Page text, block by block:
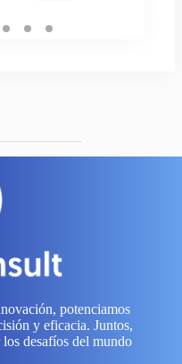
potenciamos
y eficacia. Juntos,
desafíos del mundo